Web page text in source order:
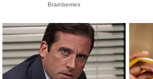
Brainberries